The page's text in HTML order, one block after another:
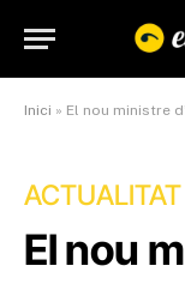
Inici » El nou ministre
ACTUALITAT
El nou